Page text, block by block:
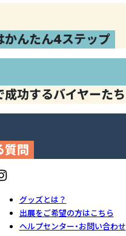
かんたん4ステップ
成功するバイヤーたち
質問
グッズとは？
出展をご希望の方はこちら
ヘルプセンター・お問い合わせ